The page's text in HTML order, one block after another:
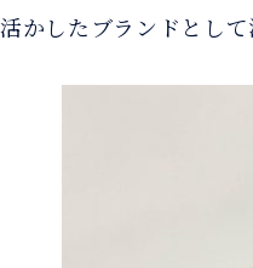
かしたブランドとして